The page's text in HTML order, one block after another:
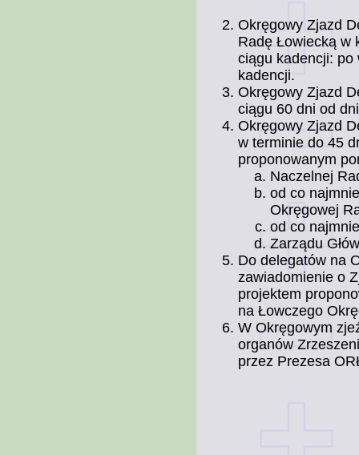
Okręgowy Zjazd
Radę Łowiecką w
ciągu kadencji: po
kadencji.
Okręgowy Zjazd
ciągu 60 dni od
Okręgowy Zjazd
w terminie do 45
proponowanym
Naczelnej
od co
Okręgowej
od co
Zarządu
Do delegatów na
zawiadomienie o
projektem
na Łowczego
W Okręgowym
organów
przez Prezesa